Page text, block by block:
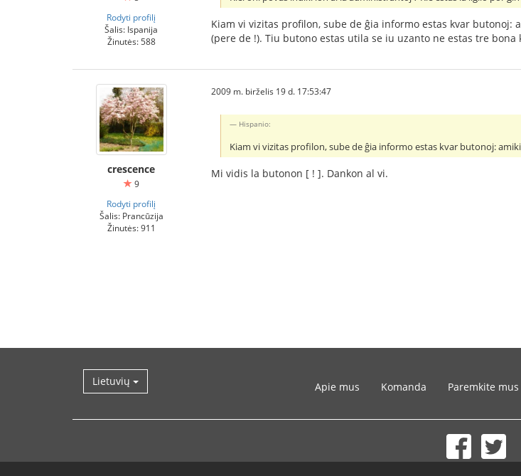
Rodyti profilį
Šalis: Ispanija
Žinutės: 588
Kiam vi vizitas profilon, sube de ĝia informo estas kvar
(pere de !). Tiu butono estas utila se iu uzanto ne estas tre
crescence
9
Rodyti profilį
Šalis: Prancūzija
Žinutės: 911
2009 m. birželis 19 d. 17:53:47
Hispanio:
Kiam vi vizitas profilon, sube de ĝia informo estas kvar butonoj:
Mi vidis la butonon [ ! ]. Dankon al vi.
Lietuvių Apie mus Komanda Paremkite mus